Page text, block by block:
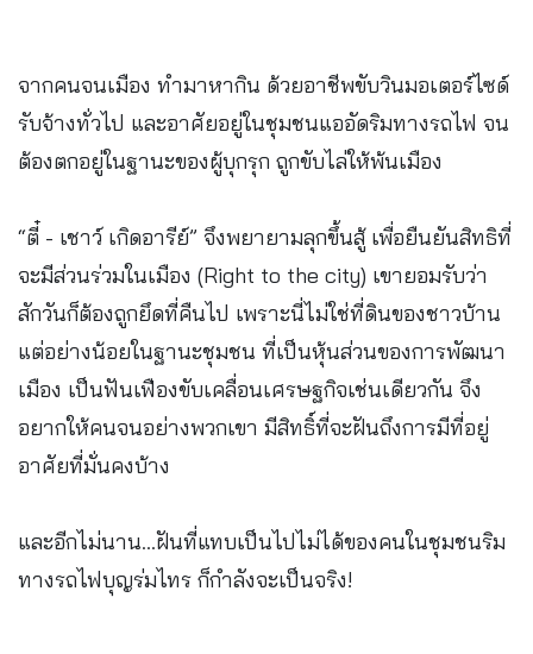
จากคนจนเมือง ทำมาหากิน ด้วยอาชีพขับวินมอเตอร์ไซด์
รับจ้างทั่วไป และอาศัยอยู่ในชุมชนแออัดริมทางรถไฟ จน
ต้องตกอยู่ในฐานะของผู้บุกรุก ถูกขับไล่ให้พ้นเมือง
“ตี๋ - เชาว์ เกิดอารีย์” จึงพยายามลุกขึ้นสู้ เพื่อยืนยันสิทธิที่
จะมีส่วนร่วมในเมือง (Right to the city) เขายอมรับว่า
สักวันก็ต้องถูกยึดที่คืนไป เพราะนี่ไม่ใช่ที่ดินของชาวบ้าน
แต่อย่างน้อยในฐานะชุมชน ที่เป็นหุ้นส่วนของการพัฒนา
เมือง เป็นฟันเฟืองขับเคลื่อนเศรษฐกิจเช่นเดียวกัน จึง
อยากให้คนจนอย่างพวกเขา มีสิทธิ์ที่จะฝันถึงการมีที่อยู่
อาศัยที่มั่นคงบ้าง
และอีกไม่นาน…ฝันที่แทบเป็นไปไม่ได้ของคนในชุมชนริม
ทางรถไฟบุญร่มไทร ก็กำลังจะเป็นจริง!